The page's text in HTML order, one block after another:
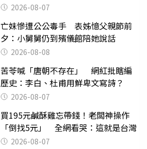
2026-08-07
亡妹慘遭公公毒手 表姊憶父親節前
夕：小舅舅仍到殯儀館陪她說話
2026-08-08
苦苓喊「唐朝不存在」 網紅批瞎編
歷史：李白、杜甫用鮮卑文寫詩？
2026-08-07
買195元鹹酥雞忘帶錢！老闆神操作
「倒找5元」 全網看哭：這就是台灣
2026-08-07